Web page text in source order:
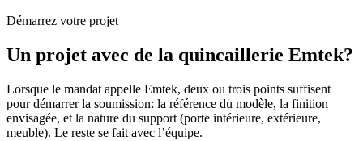
Démarrez votre projet
Un projet avec de la quincaillerie Emtek?
Lorsque le mandat appelle Emtek, deux ou trois points suffisent
pour démarrer la soumission: la référence du modèle, la finition
envisagée, et la nature du support (porte intérieure, extérieure,
meuble). Le reste se fait avec l’équipe.